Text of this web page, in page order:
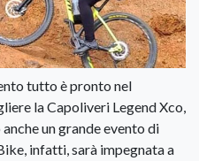
tutto è pronto nel
la Capoliveri Legend Xco,
un grande evento di
infatti, sarà impegnata a